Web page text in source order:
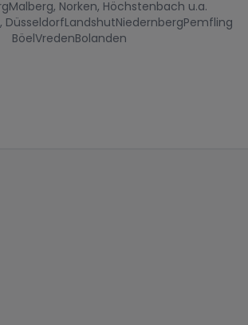
Malberg, Norken, Höchstenbach u.a.
DüsseldorfLandshutNiedernbergPemfling
BöelVredenBolanden